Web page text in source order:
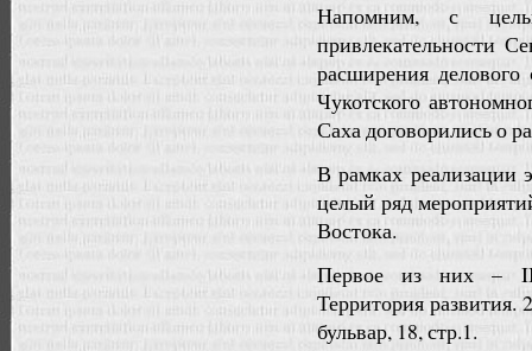
Напомним, с
привлекательности
расширения делового
Чукотского
Саха договорились о
В рамках реализации
целый ряд
Востока.
Первое из них – III
Территория развития.
бульвар, 18, стр.1.